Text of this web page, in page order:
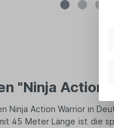
"Ninja Action
Ninja Action Warrior in
45 Meter Länge ist die